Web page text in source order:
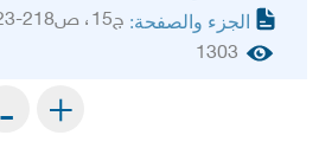
الجزء والصفحة: ج15، ص218-223
1303
+
-